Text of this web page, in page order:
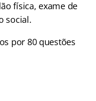
física, exame de
social.
por 80 questões